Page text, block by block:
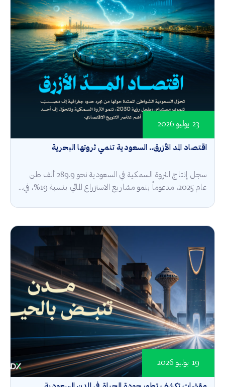
اقتصاد المد الأزرق.. السعودية تنمي ثروتها البحرية
23 يوليو 2026
سجل إنتاج الثروة السمكية في السعودية نحو 289.9 ألف طن
عام 2025، مدعوماً بنمو مشاريع الاستزراع المائي بنسبة 19%، في...
19 يوليو 2026